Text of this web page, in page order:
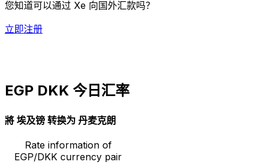
您知道可以通过 Xe 向国外汇款吗？
立即注册
EGP DKK 今日汇率
將 埃及镑 转换为 丹麦克朗
Rate information of
EGP/DKK currency pair